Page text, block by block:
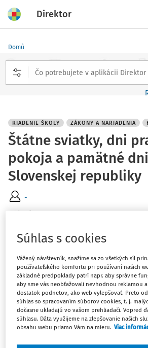
Direktor
Domů
RIADENIE ŠKOLY ZÁKONY A NARIADENIA
Štátne sviatky, dni
pokoja a pamätné dni
Slovenskej republiky
-
Vydané
Zákon č. 241/1993 Z.z.o štátnych
pracovného pokoja a pamätných
vytlačenie je aj pod textom.
Štátnymi sviatkami sú:
1. január - Deň vzniku Slovenskej
5. júl - sviatok svätého Cyrila a
Súhlas s cookies
Vážený návštevník, snažíme sa zo všetkých síl
používateľského komfortu pri používaní našich
základné predpoklady patrí napr. aby správne
aby sme vás neobťažovali nevhodnou reklamou
dostatok podnetov, ako web vylepšovať. Preto
súhlas so spracovaním súborov cookies, t. j.
dočasne ukladajú vo vašom prehliadači. Vopred
súhlasu. Dáta využijeme na zlepšovanie našich
obsahu webu priamo Vám na mieru. Viac